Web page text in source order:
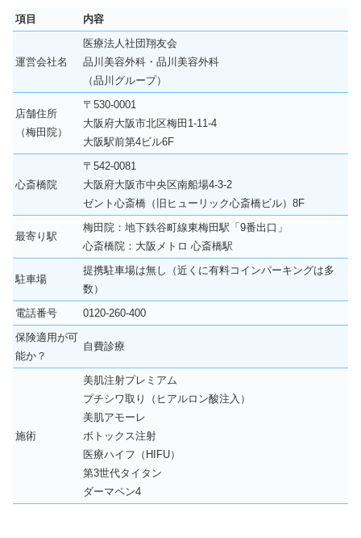
項目 内容
運営会社名
医療法人社団翔友会
品川美容外科・品川美容外科
（品川グループ）
店舗住所
（梅田院）
〒530-0001
大阪府大阪市北区梅田1-11-4
大阪駅前第4ビル6F
心斎橋院
〒542-0081
大阪府大阪市中央区南船場4-3-2
ゼント心斎橋（旧ヒューリック心斎橋ビル）8F
最寄り駅
梅田院：地下鉄谷町線東梅田駅「9番出口」
心斎橋院：大阪メトロ 心斎橋駅
駐車場
提携駐車場は無し（近くに有料コインパーキングは多
数）
電話番号
0120-260-400
保険適用が可
能か？
自費診療
施術
美肌注射プレミアム
プチシワ取り（ヒアルロン酸注入）
美肌アモーレ
ボトックス注射
医療ハイフ（HIFU）
第3世代タイタン
ダーマペン4